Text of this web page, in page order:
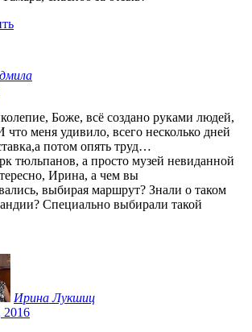
Боже, всё создано руками людей,
что меня удивило, всего несколько дней
потом опять труд…
тюльпанов, а просто музей невиданной
Ирина, а чем вы
выбирая маршрут? Знали о таком
Специально выбирали такой
Ирина Лукшиц
2016